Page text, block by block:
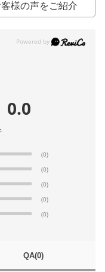
様の声をご紹介
0.0
(0)
(0)
(0)
(0)
(0)
QA(0)